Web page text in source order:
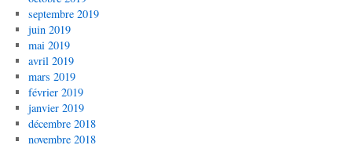
septembre 2019
juin 2019
mai 2019
avril 2019
mars 2019
février 2019
janvier 2019
décembre 2018
novembre 2018